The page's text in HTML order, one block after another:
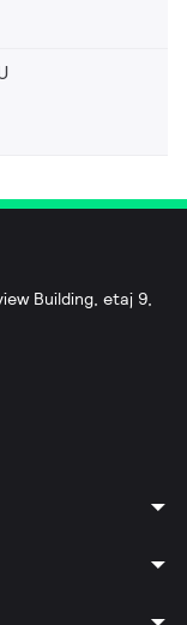
Building, etaj 9,